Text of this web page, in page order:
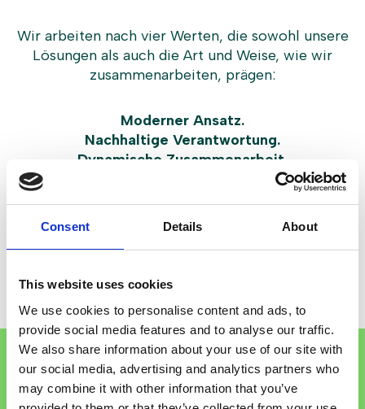
Consent Details About
This website uses cookies
We use cookies to personalise content and ads, to
provide social media features and to analyse our traffic.
We also share information about your use of our site with
our social media, advertising and analytics partners who
may combine it with other information that you’ve
Wir arbeiten nach vier Werten, die sowohl unsere
Lösungen als auch die Art und Weise, wie wir
zusammenarbeiten, prägen:
Moderner Ansatz.
Nachhaltige Verantwortung.
Dynamische Zusammenarbeit.
Sie machen den Unterschied aus - und machen
Ein starkes Team - und ein